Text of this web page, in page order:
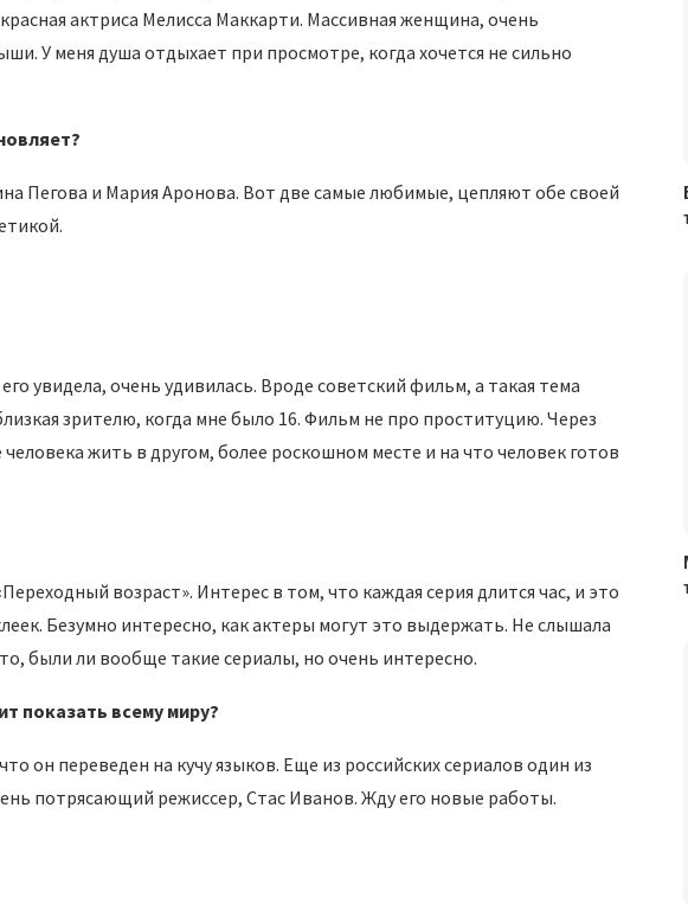
актриса Мелисса Маккарти. Массивная женщина, очень
У меня душа отдыхает при просмотре, когда хочется не сильно
Пегова и Мария Аронова. Вот две самые любимые, цепляют обе своей
увидела, очень удивилась. Вроде советский фильм, а такая тема
зрителю, когда мне было 16. Фильм не про проституцию. Через
жить в другом, более роскошном месте и на что человек готов
возраст». Интерес в том, что каждая серия длится час, и это
Безумно интересно, как актеры могут это выдержать. Не слышала
были ли вообще такие сериалы, но очень интересно.
показать всему миру?
он переведен на кучу языков. Еще из российских сериалов один из
потрясающий режиссер, Стас Иванов. Жду его новые работы.